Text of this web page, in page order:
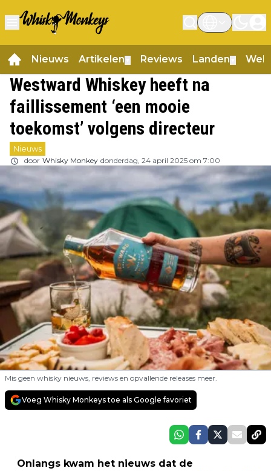
Nieuws Artikelen Reviews Landen
Westward Whiskey heeft na
faillissement ‘een mooie
toekomst’ volgens directeur
Nieuws
door Whisky Monkey donderdag, 24 april 2025 om 7:00
Mis geen whisky nieuws, reviews en opvallende releases meer.
Voeg Whisky Monkeys toe als Google favoriet
Onlangs kwam het nieuws dat de